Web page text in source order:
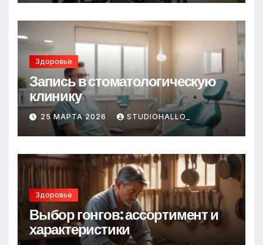
Здоровье
Запись в стоматологическую
клинику
25 МАРТА 2026 STUDIOHALLO_
Здоровье
Выбор гонгов: ассортимент и
характеристики